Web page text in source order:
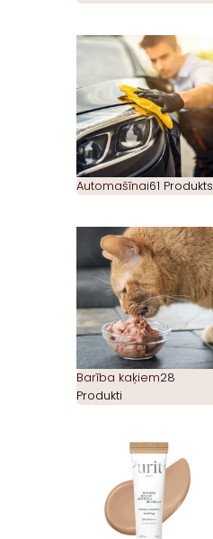
Automašīnai61 Produkts
Barība kaķiem28
Produkti